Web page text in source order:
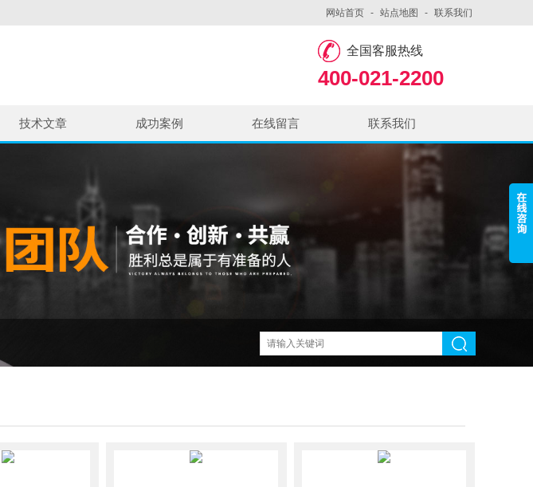
网站首页 - 站点地图 - 联系我们
全国客服热线
400-021-2200
技术文章 成功案例 在线留言 联系我们